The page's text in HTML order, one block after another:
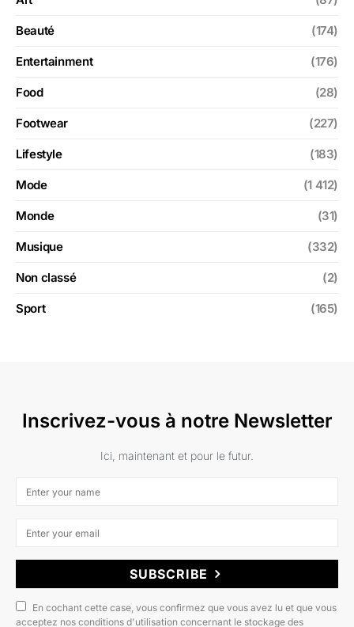
Beauté (174)
Entertainment (176)
Food (28)
Footwear (227)
Lifestyle (183)
Mode (1 412)
Monde (31)
Musique (332)
Non classé (2)
Sport (165)
Inscrivez-vous à notre Newsletter
Ici, maintenant et pour le futur.
SUBSCRIBE
En cochant cette case, vous confirmez que vous avez lu et que vous
acceptez nos conditions d'utilisation concernant le stockage des